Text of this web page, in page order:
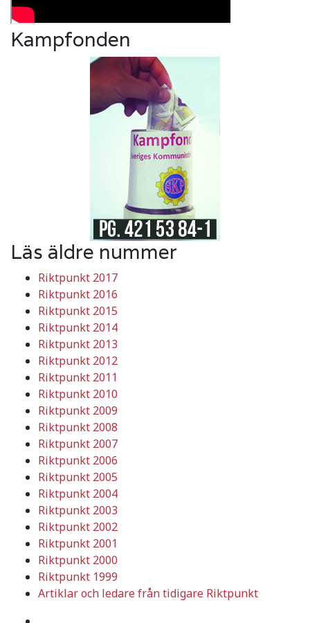
Kampfonden
Läs äldre nummer
Riktpunkt 2017
Riktpunkt 2016
Riktpunkt 2015
Riktpunkt 2014
Riktpunkt 2013
Riktpunkt 2012
Riktpunkt 2011
Riktpunkt 2010
Riktpunkt 2009
Riktpunkt 2008
Riktpunkt 2007
Riktpunkt 2006
Riktpunkt 2005
Riktpunkt 2004
Riktpunkt 2003
Riktpunkt 2002
Riktpunkt 2001
Riktpunkt 2000
Riktpunkt 1999
Artiklar och ledare från tidigare Riktpunkt